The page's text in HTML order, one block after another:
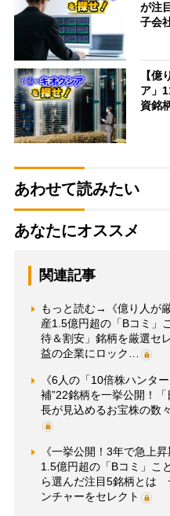
が注
子会
【
ア」
資銘
あわせて読みたい
あなたにオススメ
関連記事
もっと読む→《億り人が
産1.5億円超の「Bコミ」
待＆割安」銘柄を厳選セ
益の企業にロック…
《6人の「10倍株ハンタ
補”22銘柄を一挙公開！
長が見込めるお宝株の数
《一挙公開！3年で急上
1.5億円超の「Bコミ」こ
ら選んだ注目5銘柄とは
ンチャーをセレクト